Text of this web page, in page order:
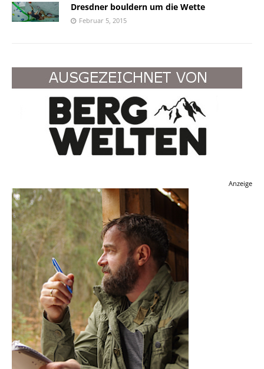
Dresdner bouldern um die Wette
Februar 5, 2015
Anzeige